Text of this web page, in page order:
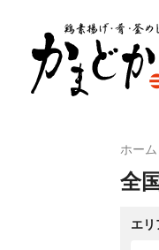
素
揚
げ・
ホーム
全
エリ